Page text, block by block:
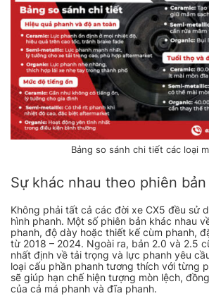
Bảng so sánh chi tiết các loại
Sự khác nhau theo phiên
Không phải tất cả các đời xe CX5 đều sử
hình phanh. Một số phiên bản khác nhau
phanh, độ dày hoặc thiết kế cùm phanh,
từ 2018 – 2024. Ngoài ra, bản 2.0 và 2.5
nhất định về tải trọng và lực phanh yêu
loại cấu phần phanh tương thích với từng
sẽ giúp hạn chế hiện tượng mòn lệch,
của cả má phanh và đĩa phanh.